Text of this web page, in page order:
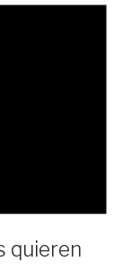
quieren